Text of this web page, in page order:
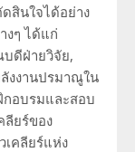
สินใจได้อย่าง
งๆ ได้แก่
บดีฝ่ายวิจัย,
งงานปรมาณูใน
อบรมและสอบ
ลียร์ของ
คลียร์แห่ง